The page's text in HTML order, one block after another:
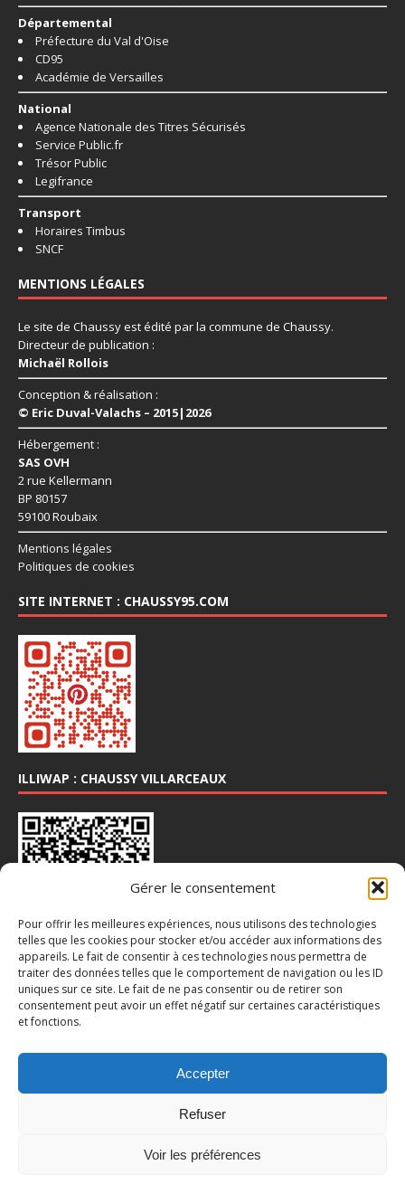
Gérer le consentement
Pour offrir les meilleures expériences, nous utilisons des technologies
telles que les cookies pour stocker et/ou accéder aux informations des
appareils. Le fait de consentir à ces technologies nous permettra de
traiter des données telles que le comportement de navigation ou les ID
uniques sur ce site. Le fait de ne pas consentir ou de retirer son
consentement peut avoir un effet négatif sur certaines caractéristiques
et fonctions.
Accepter
Refuser
Voir les préférences
Départemental
Préfecture du Val d'Oise
CD95
Académie de Versailles
National
Agence Nationale des Titres Sécurisés
Service Public.fr
Trésor Public
Legifrance
Transport
Horaires Timbus
SNCF
MENTIONS LÉGALES
Le site de Chaussy est édité par la commune de Chaussy.
Directeur de publication :
Michaël Rollois
Conception & réalisation :
© Eric Duval-Valachs – 2015|2026
Hébergement :
SAS OVH
2 rue Kellermann
BP 80157
59100 Roubaix
Mentions légales
Politiques de cookies
SITE INTERNET : CHAUSSY95.COM
ILLIWAP : CHAUSSY VILLARCEAUX
INSTA : @CHAUSSY_VILLARCEAUX